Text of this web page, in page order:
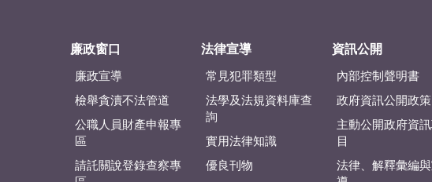
廉政窗口
廉政宣導
檢舉貪瀆不法管道
公職人員財產申報專
區
請託關說登錄查察專
法律宣導
常見犯罪類型
法學及法規資料庫查
詢
實用法律知識
優良刊物
資訊公開
內部控制聲明書
政府資訊公開政策
主動公開政府資訊
目
法律、解釋彙編